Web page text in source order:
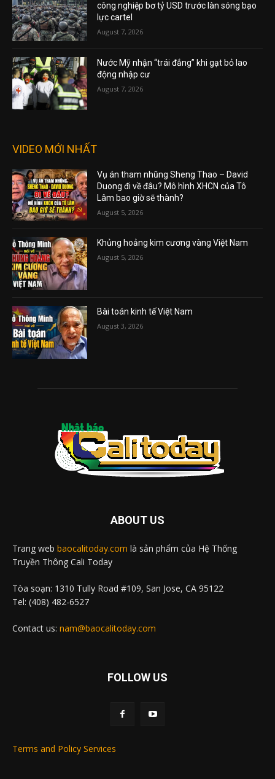
công nghiệp bơ tỷ USD trước làn sóng bạo
lực cartel
August 7, 2026
Nước Mỹ nhận “trái đắng” khi gạt bỏ lao
động nhập cư
August 7, 2026
VIDEO MỚI NHẤT
Vụ án tham nhũng Sheng Thao – David
Duong đi về đâu? Mô hình XHCN của Tô
Lâm bao giờ sẽ thành?
August 5, 2026
Khủng hoảng kim cương vàng Việt Nam
August 5, 2026
Bài toán kinh tế Việt Nam
August 3, 2026
ABOUT US
Trang web baocalitoday.com là sản phẩm của Hệ Thống
Truyền Thông Cali Today
Tòa soạn: 1310 Tully Road #109, San Jose, CA 95122
Tel: (408) 482-6527
Contact us: nam@baocalitoday.com
FOLLOW US
Terms and Policy Services